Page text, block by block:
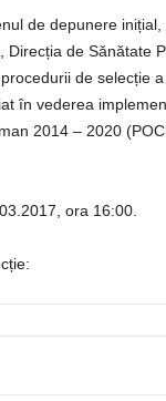
de depunere
de Sănătate
de selecție
în vederea
2014 – 2020
ora 16:00.